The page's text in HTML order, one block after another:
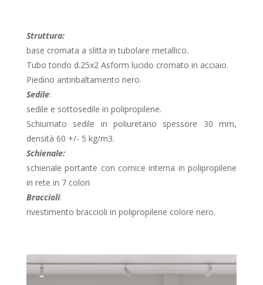
Struttura:
base cromata a slitta in tubolare metallico.
Tubo tondo d.25x2 Asform lucido cromato in acciaio.
Piedino antiribaltamento nero.
Sedile:
sedile e sottosedile in polipropilene.
Schiumato sedile in poliuretano spessore 30 mm,
densità 60 +/- 5 kg/m3.
Schienale:
schienale portante con cornice interna in polipropilene
in rete in 7 colori
Braccioli:
rivestimento braccioli in polipropilene colore nero.